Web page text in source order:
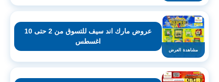
مشاهدة العرض
عروض مارك اند سيف للتسوق من 2 حتى 10
اغسطس